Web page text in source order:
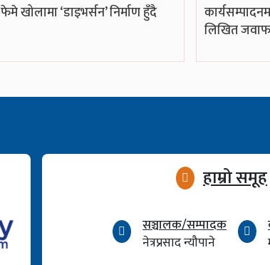
फेमे खोलामा ‘डाइभर्सन’ निर्माण हुँदै
लिखित जवाफ
हाम्रो समूह
सञ्चालक/सम्पादक
नेत्रप्रसाद न्यौपाने